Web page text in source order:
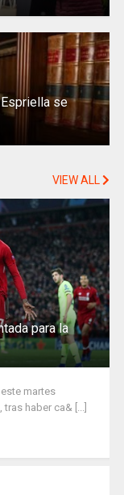
se
VIEW ALL
para la
martes
haber ca& [...]